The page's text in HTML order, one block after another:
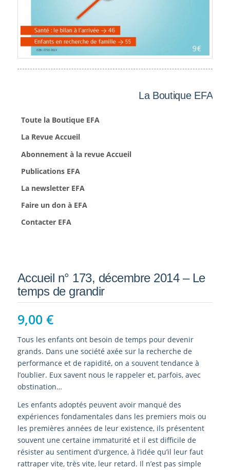
La Boutique EFA
Toute la Boutique EFA
La Revue Accueil
Abonnement à la revue Accueil
Publications EFA
La newsletter EFA
Faire un don à EFA
Contacter EFA
Accueil n° 173, décembre 2014 – Le
temps de grandir
9,00 €
Tous les enfants ont besoin de temps pour devenir
grands. Dans une société axée sur la recherche de
performance et de rapidité, on a souvent tendance à
l’oublier. Eux savent nous le rappeler et, parfois, avec
obstination…
Les enfants adoptés peuvent avoir manqué des
expériences fondamentales dans les premiers mois ou
les premières années de leur existence, ils présentent
souvent une certaine immaturité et il est difficile de
résister au sentiment d’urgence, à l’idée qu’il leur faut
rattraper vite, très vite, leur retard. Il n’est pas simple